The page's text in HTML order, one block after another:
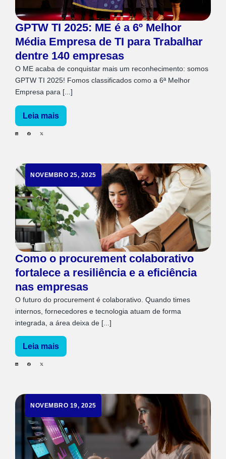
GPTW TI 2025: ME é a 6º Melhor
Média Empresa de TI para Trabalhar
dentre 140 empresas
O ME acaba de conquistar mais um reconhecimento: somos
GPTW TI 2025! Fomos classificados como a 6ª Melhor
Empresa para [...]
Leia mais
NOVEMBRO 25, 2025
Como o procurement colaborativo
fortalece a resiliência e a eficiência
nas empresas
O futuro do procurement é colaborativo. Quando times
internos, fornecedores e tecnologia atuam de forma
integrada, a área deixa de [...]
Leia mais
NOVEMBRO 19, 2025